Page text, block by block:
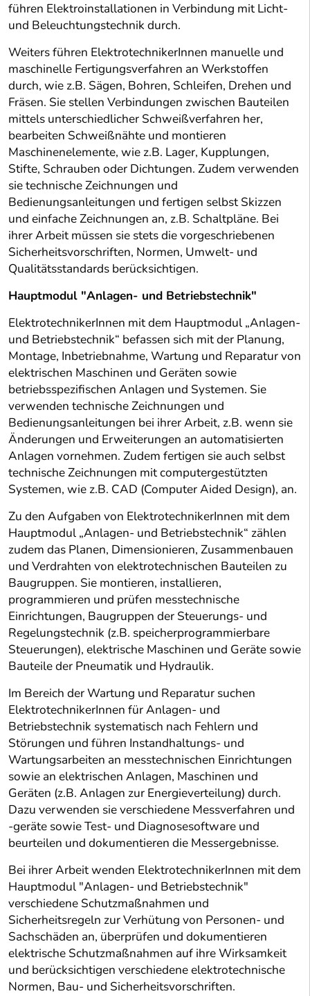
führen Elektroinstallationen in Verbindung mit Licht-
und Beleuchtungstechnik durch.
Weiters führen ElektrotechnikerInnen manuelle und
maschinelle Fertigungsverfahren an Werkstoffen
durch, wie z.B. Sägen, Bohren, Schleifen, Drehen und
Fräsen. Sie stellen Verbindungen zwischen Bauteilen
mittels unterschiedlicher Schweißverfahren her,
bearbeiten Schweißnähte und montieren
Maschinenelemente, wie z.B. Lager, Kupplungen,
Stifte, Schrauben oder Dichtungen. Zudem verwenden
sie technische Zeichnungen und
Bedienungsanleitungen und fertigen selbst Skizzen
und einfache Zeichnungen an, z.B. Schaltpläne. Bei
ihrer Arbeit müssen sie stets die vorgeschriebenen
Sicherheitsvorschriften, Normen, Umwelt- und
Qualitätsstandards berücksichtigen.
Hauptmodul "Anlagen- und Betriebstechnik"
ElektrotechnikerInnen mit dem Hauptmodul „Anlagen-
und Betriebstechnik“ befassen sich mit der Planung,
Montage, Inbetriebnahme, Wartung und Reparatur von
elektrischen Maschinen und Geräten sowie
betriebsspezifischen Anlagen und Systemen. Sie
verwenden technische Zeichnungen und
Bedienungsanleitungen bei ihrer Arbeit, z.B. wenn sie
Änderungen und Erweiterungen an automatisierten
Anlagen vornehmen. Zudem fertigen sie auch selbst
technische Zeichnungen mit computergestützten
Systemen, wie z.B. CAD (Computer Aided Design), an.
Zu den Aufgaben von ElektrotechnikerInnen mit dem
Hauptmodul „Anlagen- und Betriebstechnik“ zählen
zudem das Planen, Dimensionieren, Zusammenbauen
und Verdrahten von elektrotechnischen Bauteilen zu
Baugruppen. Sie montieren, installieren,
programmieren und prüfen messtechnische
Einrichtungen, Baugruppen der Steuerungs- und
Regelungstechnik (z.B. speicherprogrammierbare
Steuerungen), elektrische Maschinen und Geräte sowie
Bauteile der Pneumatik und Hydraulik.
Im Bereich der Wartung und Reparatur suchen
ElektrotechnikerInnen für Anlagen- und
Betriebstechnik systematisch nach Fehlern und
Störungen und führen Instandhaltungs- und
Wartungsarbeiten an messtechnischen Einrichtungen
sowie an elektrischen Anlagen, Maschinen und
Geräten (z.B. Anlagen zur Energieverteilung) durch.
Dazu verwenden sie verschiedene Messverfahren und
-geräte sowie Test- und Diagnosesoftware und
beurteilen und dokumentieren die Messergebnisse.
Bei ihrer Arbeit wenden ElektrotechnikerInnen mit dem
Hauptmodul "Anlagen- und Betriebstechnik"
verschiedene Schutzmaßnahmen und
Sicherheitsregeln zur Verhütung von Personen- und
Sachschäden an, überprüfen und dokumentieren
elektrische Schutzmaßnahmen auf ihre Wirksamkeit
und berücksichtigen verschiedene elektrotechnische
Normen, Bau- und Sicherheitsvorschriften.